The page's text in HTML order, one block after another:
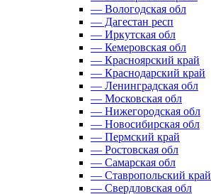
— Вологодская обл
— Дагестан респ
— Иркутская обл
— Кемеровская обл
— Красноярский край
— Краснодарский край
— Ленинградская обл
— Московская обл
— Нижегородская обл
— Новосибирская обл
— Пермский край
— Ростовская обл
— Самарская обл
— Ставропольский край
— Свердловская обл